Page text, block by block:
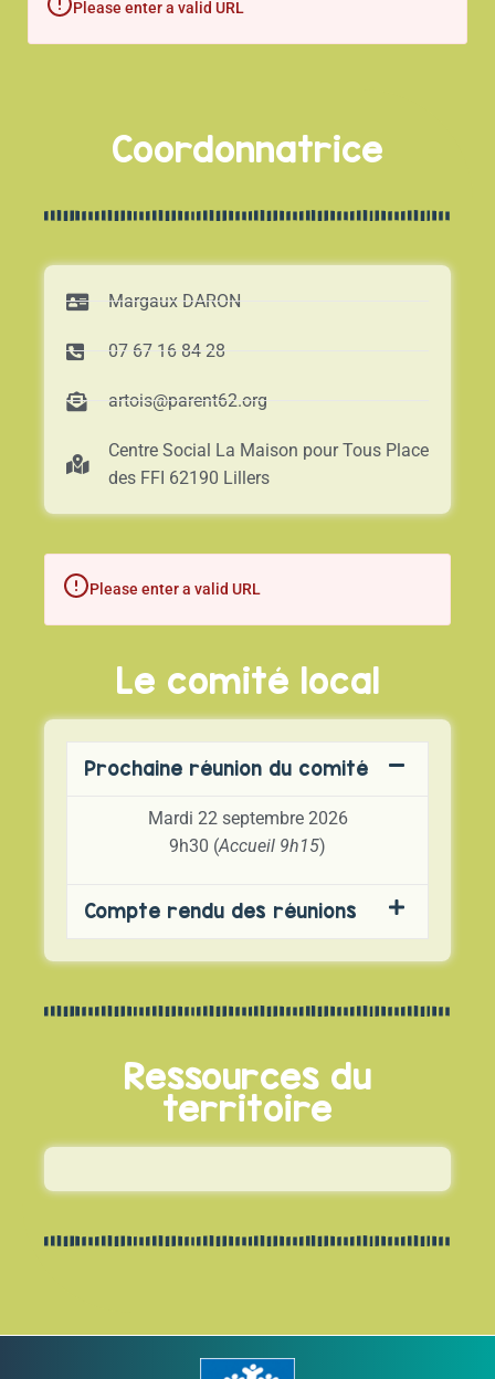
Please enter a valid URL
Coordonnatrice
Margaux DARON
07 67 16 84 28
artois@parent62.org
Centre Social La Maison pour Tous Place
des FFI 62190 Lillers
Please enter a valid URL
Le comité local
Prochaine réunion du comité
Mardi 22 septembre 2026
9h30 (Accueil 9h15)
Compte rendu des réunions
Ressources du
territoire